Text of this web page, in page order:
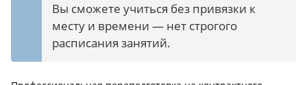
Вы сможете учиться без привязки к
месту и времени — нет строгого
расписания занятий.